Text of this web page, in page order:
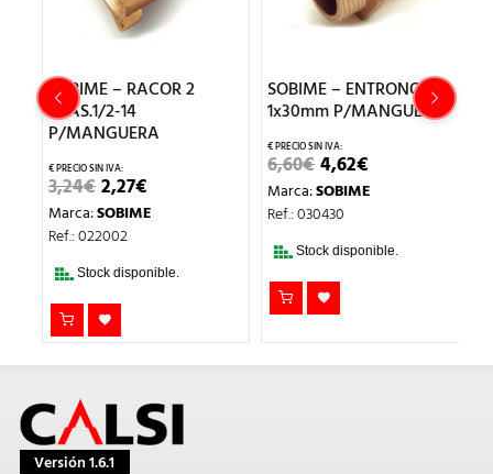
SOBIME – RACOR 2
PZAS.1/2-14
P/MANGUERA
3,24€EL
PRECIO
ORIGINAL
ERA:
2,27€EL
PRECIO
ACTUAL
Marca:SOBIME
Ref.: 022002
Stock disponible.
SOBIME – ENTRONQUE
1x30mm P/MANGUERA
6,60€EL
PRECIO
ORIGINAL
ERA:
4,62€EL
PRECIO
ACTUAL
Marca:SOBIME
Ref.: 030430
Stock disponible.
Versión 1.6.1